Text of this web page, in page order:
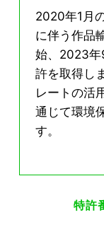
2020年1月
に伴う作品
始、2023年
許を取得し
レートの活
通じて環境
す。
特許